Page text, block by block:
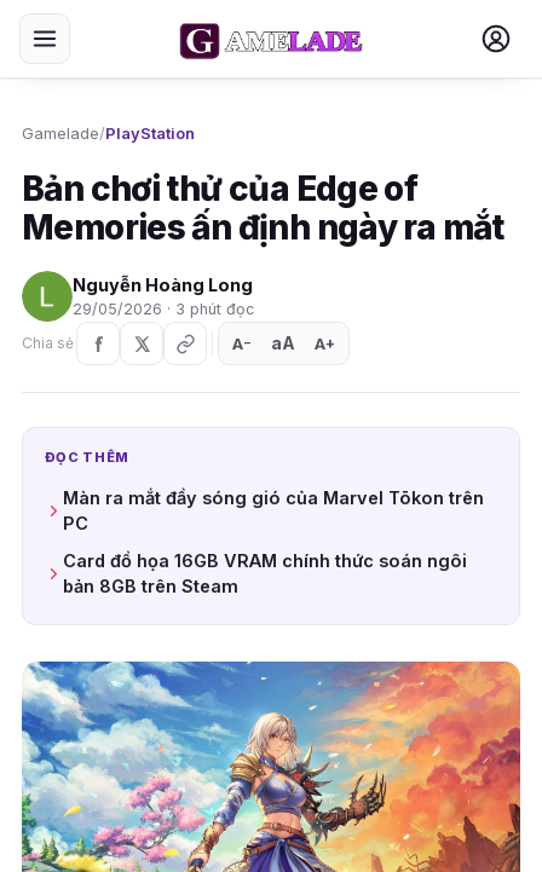
Gamelade/PlayStation
Bản chơi thử của Edge of
Memories ấn định ngày ra mắt
Nguyễn Hoàng Long
29/05/2026 · 3 phút đọc
Chia sẻ
A− aA A+
ĐỌC THÊM
Màn ra mắt đầy sóng gió của Marvel Tōkon trên
PC
Card đồ họa 16GB VRAM chính thức soán ngôi
bản 8GB trên Steam